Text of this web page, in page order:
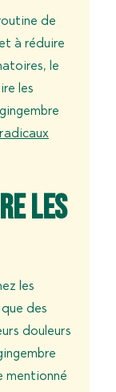
de
à réduire
le
les
radicaux
les
les
des
douleurs
mentionné